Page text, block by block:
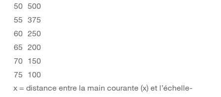
50 500
55 375
60 250
65 200
70 150
75 100
x = distance entre la main courante (x) et l’échelle-